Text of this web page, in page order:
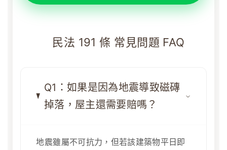
民法 191 條 常見問題 FAQ
Q1：如果是因為地震導致磁磚
掉落，屋主還需要賠嗎？
地震雖屬不可抗力，但若該建築物平日即